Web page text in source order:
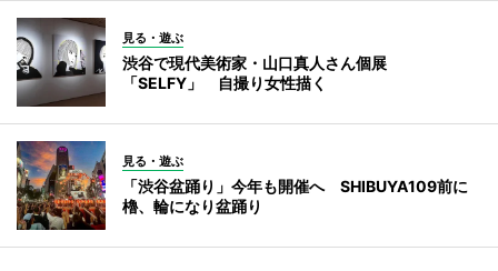
見る・遊ぶ
渋谷で現代美術家・山口真人さん個展
「SELFY」 自撮り女性描く
見る・遊ぶ
「渋谷盆踊り」今年も開催へ SHIBUYA109前に
櫓、輪になり盆踊り